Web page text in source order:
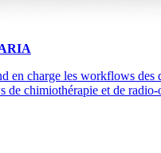
en charge les workflows des
de chimiothérapie et de